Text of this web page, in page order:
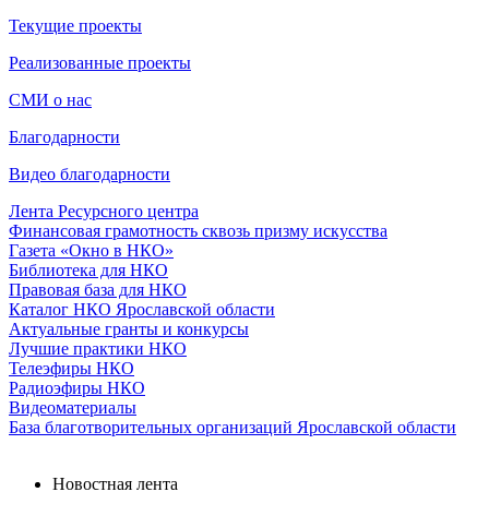
Текущие проекты
Реализованные проекты
СМИ о нас
Благодарности
Видео благодарности
Лента Ресурсного центра
Финансовая грамотность сквозь призму искусства
Газета «Окно в НКО»
Библиотека для НКО
Правовая база для НКО
Каталог НКО Ярославской области
Актуальные гранты и конкурсы
Лучшие практики НКО
Телеэфиры НКО
Радиоэфиры НКО
Видеоматериалы
База благотворительных организаций Ярославской области
Новостная лента